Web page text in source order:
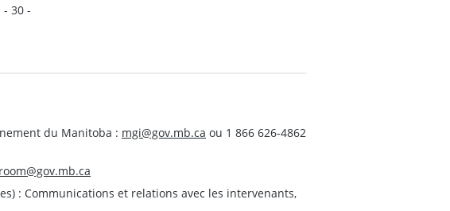
- 30 -
du Manitoba : mgi@gov.mb.ca ou 1 866 626-4862
: Communications et relations avec les intervenants,